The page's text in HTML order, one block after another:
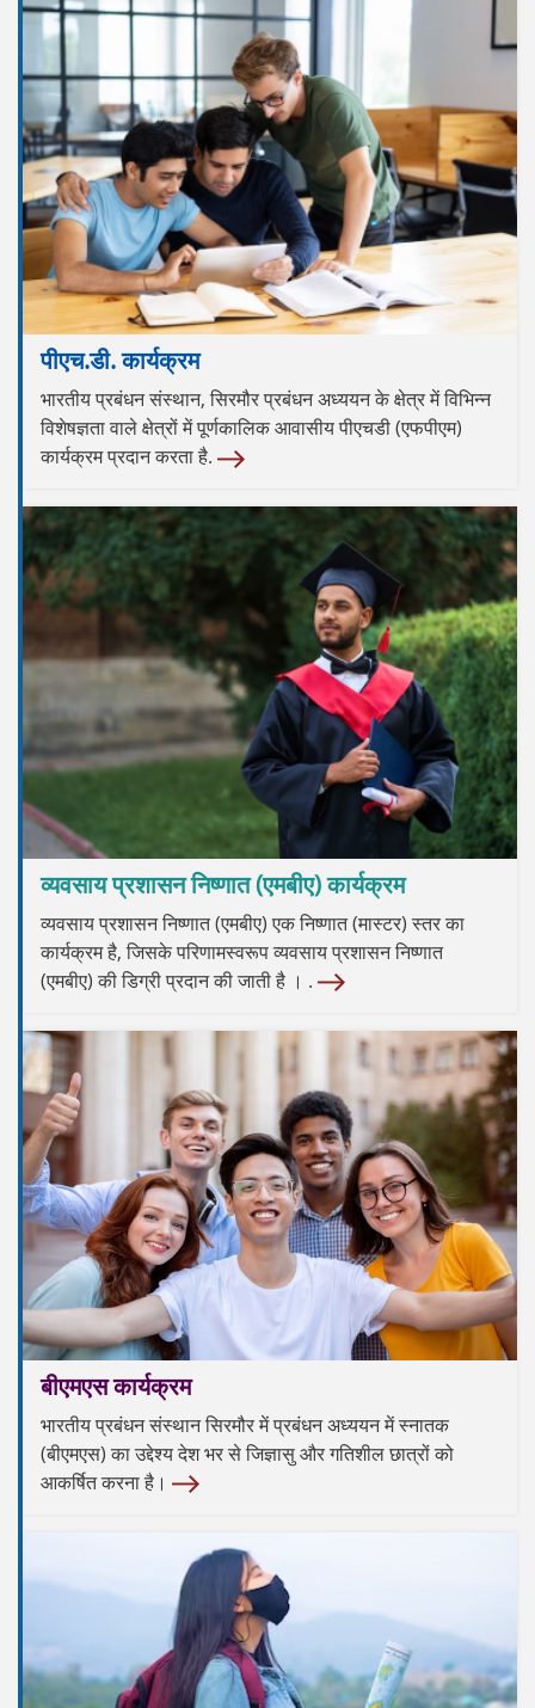
पीएच.डी. कार्यक्रम
भारतीय प्रबंधन संस्थान, सिरमौर प्रबंधन अध्ययन के क्षेत्र में विभिन्न
विशेषज्ञता वाले क्षेत्रों में पूर्णकालिक आवासीय पीएचडी (एफपीएम)
कार्यक्रम प्रदान करता है.
व्यवसाय प्रशासन निष्णात (एमबीए) कार्यक्रम
व्यवसाय प्रशासन निष्णात (एमबीए) एक निष्णात (मास्टर) स्तर का
कार्यक्रम है, जिसके परिणामस्वरूप व्यवसाय प्रशासन निष्णात
(एमबीए) की डिग्री प्रदान की जाती है । .
बीएमएस कार्यक्रम
भारतीय प्रबंधन संस्थान सिरमौर में प्रबंधन अध्ययन में स्नातक
(बीएमएस) का उद्देश्य देश भर से जिज्ञासु और गतिशील छात्रों को
आकर्षित करना है।